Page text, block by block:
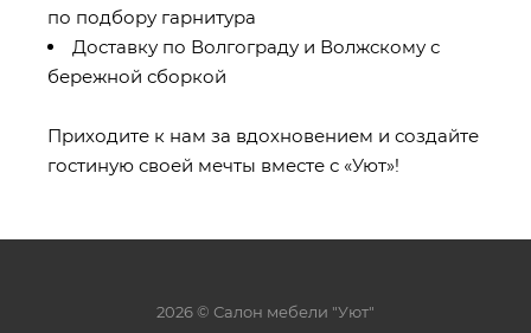
по подбору гарнитура
Доставку по Волгограду и Волжскому с
бережной сборкой
Приходите к нам за вдохновением и создайте
гостиную своей мечты вместе с «Уют»!
2026 © Салон мебели "Уют"